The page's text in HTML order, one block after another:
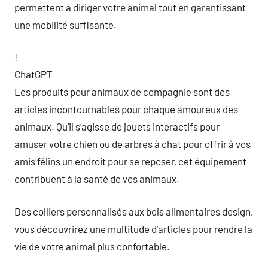
permettent à diriger votre animal tout en garantissant
une mobilité suffisante.
!
ChatGPT
Les produits pour animaux de compagnie sont des
articles incontournables pour chaque amoureux des
animaux. Qu’il s’agisse de jouets interactifs pour
amuser votre chien ou de arbres à chat pour offrir à vos
amis félins un endroit pour se reposer, cet équipement
contribuent à la santé de vos animaux.
Des colliers personnalisés aux bols alimentaires design,
vous découvrirez une multitude d’articles pour rendre la
vie de votre animal plus confortable.